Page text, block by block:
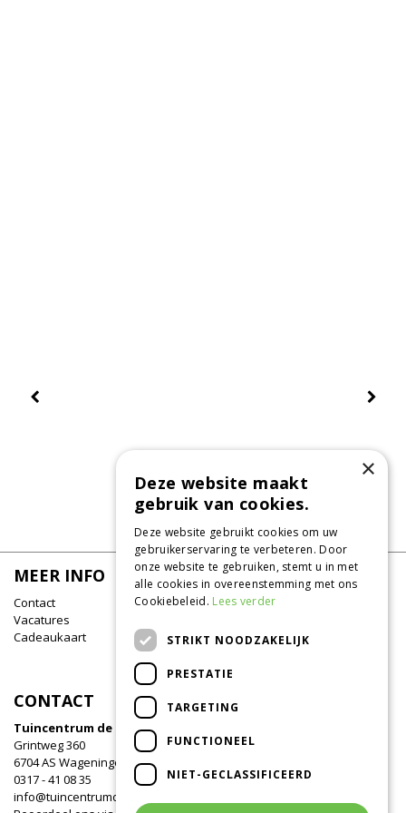
MEER INFO
Contact
Vacatures
Cadeaukaart
CONTACT
Tuincentrum de Oude Tol
Grintweg 360
6704 AS Wageningen
0317 - 41 08 35
info@tuincentrumdeoudetol.nl
×
Deze website maakt
gebruik van cookies.
Deze website gebruikt cookies om uw
gebruikerservaring te verbeteren. Door
onze website te gebruiken, stemt u in met
alle cookies in overeenstemming met ons
Cookiebeleid. Lees verder
STRIKT NOODZAKELIJK
PRESTATIE
TARGETING
FUNCTIONEEL
NIET-GECLASSIFICEERD